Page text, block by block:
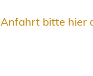
Anfahrt bitte hier